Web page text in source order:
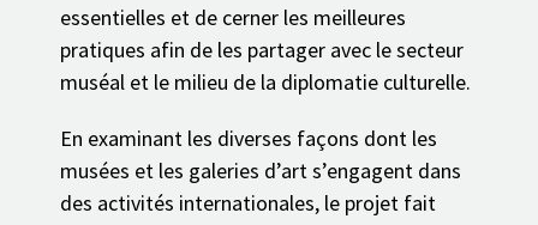
essentielles et de cerner les meilleures
pratiques afin de les partager avec le secteur
muséal et le milieu de la diplomatie culturelle.
En examinant les diverses façons dont les
musées et les galeries d’art s’engagent dans
des activités internationales, le projet fait